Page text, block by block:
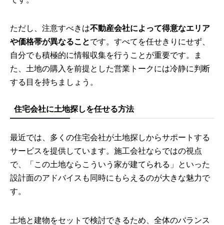
ただし、注意すべきは不動産会社によって得意なエリア
や価格帯が異なることです。すべてを任せきりにせず、
自分でも積極的に情報収集を行うことが重要です。ま
た、土地の購入を前提とした営業トークには冷静に判断
する目を持ちましょう。
住宅会社に土地探しを任せる方法
最近では、多くの住宅会社が土地探しからサポートする
サービスを提供しています。施工会社ならではの視点
で、「この土地ならこういう家が建てられる」といった
設計面のアドバイスも同時にもらえるのが大きな魅力で
す。
土地と建物をセットで検討できるため、全体のバランス